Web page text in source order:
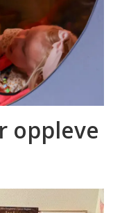
oppleve